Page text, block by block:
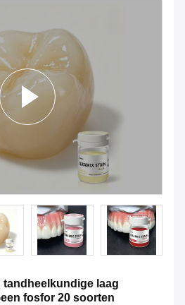
tandheelkundige laag
fosfor 20 soorten